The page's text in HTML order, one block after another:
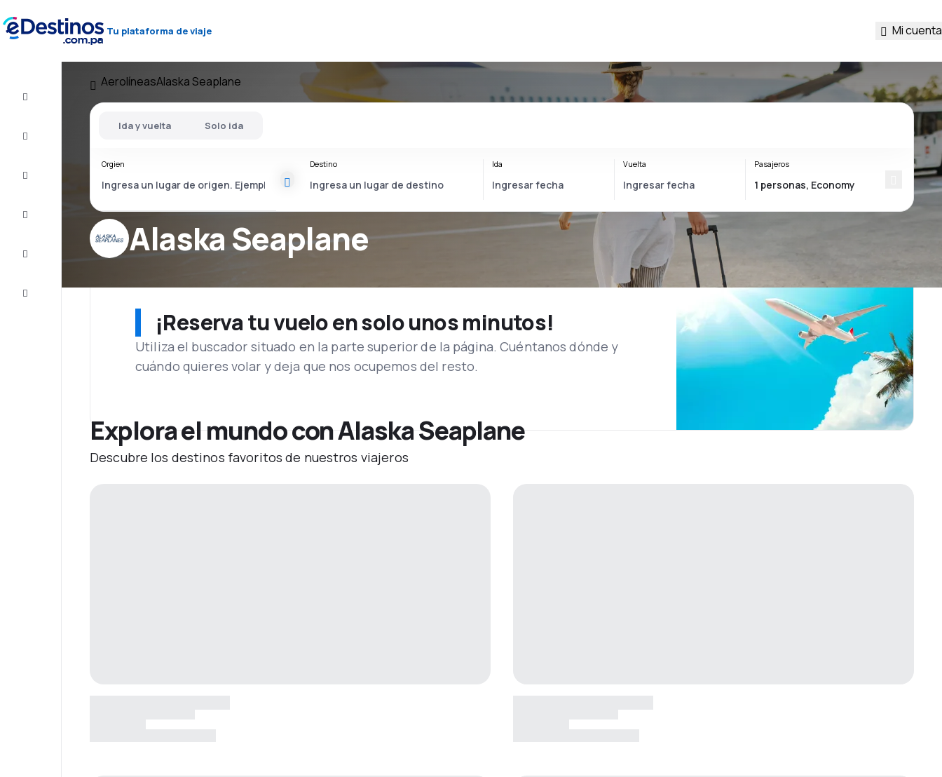
Tu plataforma de viaje Mi cuenta
Atención
AerolíneasAlaska Seaplane
Alaska Seaplane
Ida y vuelta Solo ida
Orgien Destino Ida Vuelta Pasajeros
¡Reserva tu vuelo en solo unos minutos!
Utiliza el buscador situado en la parte superior de la página. Cuéntanos dónde y
cuándo quieres volar y deja que nos ocupemos del resto.
Explora el mundo con Alaska Seaplane
Descubre los destinos favoritos de nuestros viajeros